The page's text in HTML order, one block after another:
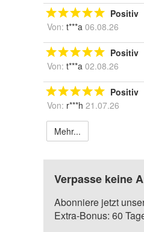
Positiv
Von: t***a 06.08.26
Positiv
Von: t***a 02.08.26
Positiv
Von: r***h 21.07.26
Mehr...
Verpasse keine
Abonniere jetzt
Extra-Bonus: 60